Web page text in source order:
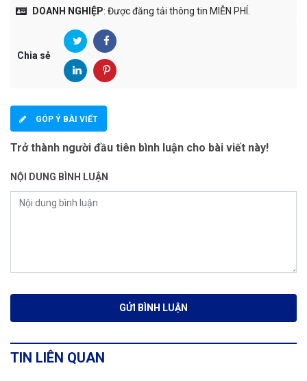
DOANH NGHIỆP: Được đăng tải thông tin MIỄN PHÍ.
Chia sẻ
GÓP Ý BÀI VIẾT
Trở thành người đầu tiên bình luận cho bài viết này!
NỘI DUNG BÌNH LUẬN
TIN LIÊN QUAN